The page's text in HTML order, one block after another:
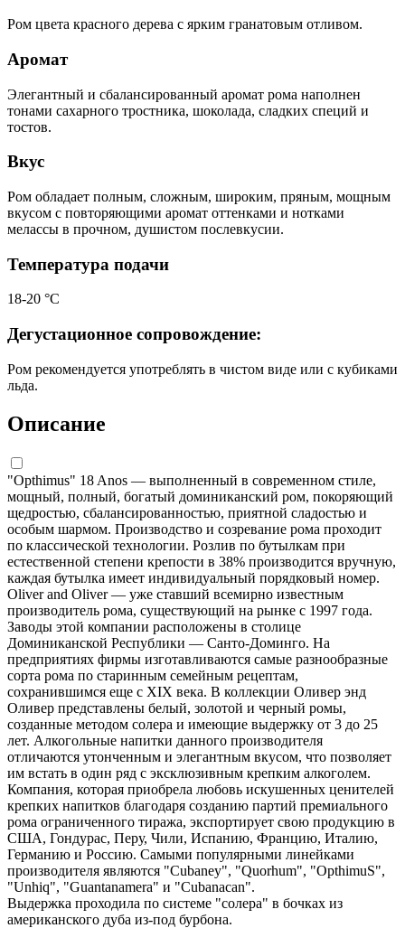
Ром цвета красного дерева с ярким гранатовым отливом.
Аромат
Элегантный и сбалансированный аромат рома наполнен
тонами сахарного тростника, шоколада, сладких специй и
тостов.
Вкус
Ром обладает полным, сложным, широким, пряным, мощным
вкусом с повторяющими аромат оттенками и нотками
мелассы в прочном, душистом послевкусии.
Температура подачи
18-20 °С
Дегустационное сопровождение:
Ром рекомендуется употреблять в чистом виде или с кубиками
льда.
Описание
"Opthimus" 18 Anos — выполненный в современном стиле,
мощный, полный, богатый доминиканский ром, покоряющий
щедростью, сбалансированностью, приятной сладостью и
особым шармом. Производство и созревание рома проходит
по классической технологии. Розлив по бутылкам при
естественной степени крепости в 38% производится вручную,
каждая бутылка имеет индивидуальный порядковый номер.
Oliver and Oliver — уже ставший всемирно известным
производитель рома, существующий на рынке с 1997 года.
Заводы этой компании расположены в столице
Доминиканской Республики — Санто-Доминго. На
предприятиях фирмы изготавливаются самые разнообразные
сорта рома по старинным семейным рецептам,
сохранившимся еще с XIX века. В коллекции Оливер энд
Оливер представлены белый, золотой и черный ромы,
созданные методом солера и имеющие выдержку от 3 до 25
лет. Алкогольные напитки данного производителя
отличаются утонченным и элегантным вкусом, что позволяет
им встать в один ряд с эксклюзивным крепким алкоголем.
Компания, которая приобрела любовь искушенных ценителей
крепких напитков благодаря созданию партий премиального
рома ограниченного тиража, экспортирует свою продукцию в
США, Гондурас, Перу, Чили, Испанию, Францию, Италию,
Германию и Россию. Самыми популярными линейками
производителя являются "Cubaney", "Quorhum", "OpthimuS",
"Unhiq", "Guantanamera" и "Cubanacan".
Выдержка проходила по системе "солера" в бочках из
американского дуба из-под бурбона.